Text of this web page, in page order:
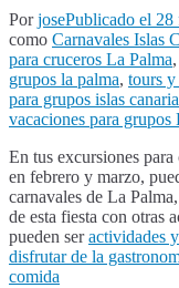
PorjosePublicado el 28
como Carnavales Islas
para cruceros La Palma,
grupos la palma, tours y
para grupos islas
vacaciones para grupos
En tus excursiones
en febrero y marzo,
carnavales de La
de esta fiesta con otras
pueden seractividades
disfrutar de la
comida